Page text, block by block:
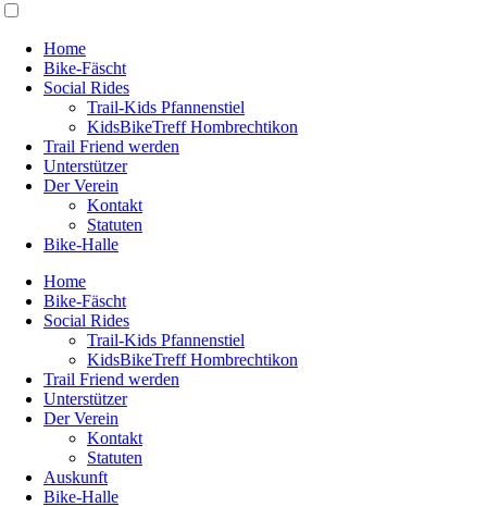
Home
Bike-Fäscht
Social Rides
Trail-Kids Pfannenstiel
KidsBikeTreff Hombrechtikon
Trail Friend werden
Unterstützer
Der Verein
Kontakt
Statuten
Bike-Halle
Home
Bike-Fäscht
Social Rides
Trail-Kids Pfannenstiel
KidsBikeTreff Hombrechtikon
Trail Friend werden
Unterstützer
Der Verein
Kontakt
Statuten
Auskunft
Bike-Halle